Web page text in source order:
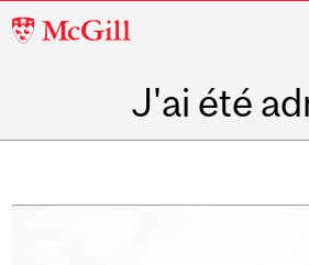
McGill
J'ai été